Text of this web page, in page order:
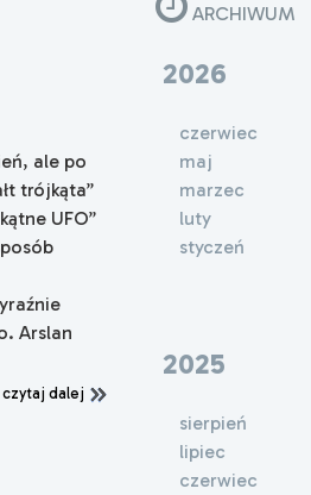
ale po
trójkąta”
UFO”
Arslan
czytaj dalej
ARCHIWUM
2026
czerwiec
maj
marzec
luty
styczeń
2025
sierpień
lipiec
czerwiec